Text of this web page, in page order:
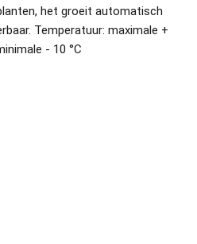
het groeit automatisch
Temperatuur: maximale +
- 10 °C